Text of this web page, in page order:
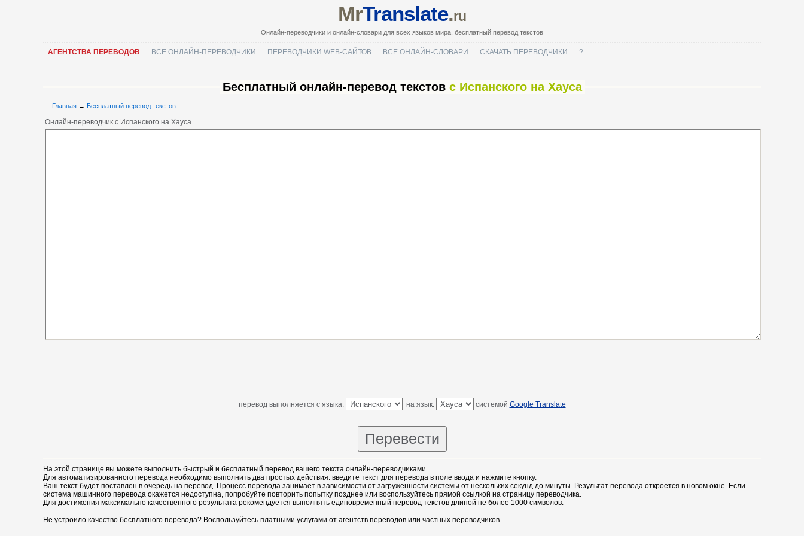
MrTranslate.ru
Онлайн-переводчики и онлайн-словари для всех языков мира, бесплатный перевод текстов
АГЕНТСТВА ПЕРЕВОДОВ ВСЕ ОНЛАЙН-ПЕРЕВОДЧИКИ ПЕРЕВОДЧИКИ WEB-САЙТОВ ВСЕ ОНЛАЙН-СЛОВАРИ СКАЧАТЬ ПЕРЕВОДЧИКИ ?
Бесплатный онлайн-перевод текстов с Испанского на Хауса
Главная → Бесплатный перевод текстов
Онлайн-переводчик с Испанского на Хауса
перевод выполняется с языка: на язык: системой Google Translate
На этой странице вы можете выполнить быстрый и бесплатный перевод вашего текста онлайн-переводчиками.
Для автоматизированного перевода необходимо выполнить два простых действия: введите текст для перевода в поле ввода и нажмите кнопку.
Ваш текст будет поставлен в очередь на перевод. Процесс перевода занимает в зависимости от загруженности системы от нескольких секунд до минуты. Результат перевода откроется в новом окне. Если
система машинного перевода окажется недоступна, попробуйте повторить попытку позднее или воспользуйтесь прямой ссылкой на страницу переводчика.
Для достижения максимально качественного результата рекомендуется выполнять единовременный перевод текстов длиной не более 1000 символов.
Не устроило качество бесплатного перевода? Воспользуйтесь платными услугами от агентств переводов или частных переводчиков.